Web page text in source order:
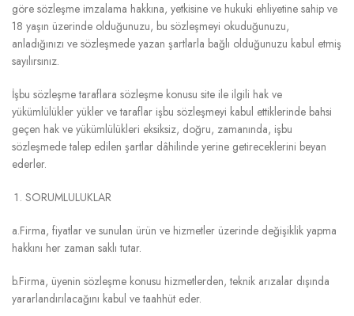
göre sözleşme imzalama hakkına, yetkisine ve hukuki ehliyetine sahip ve
18 yaşın üzerinde olduğunuzu, bu sözleşmeyi okuduğunuzu,
anladığınızı ve sözleşmede yazan şartlarla bağlı olduğunuzu kabul etmiş
sayılırsınız.
İşbu sözleşme taraflara sözleşme konusu site ile ilgili hak ve
yükümlülükler yükler ve taraflar işbu sözleşmeyi kabul ettiklerinde bahsi
geçen hak ve yükümlülükleri eksiksiz, doğru, zamanında, işbu
sözleşmede talep edilen şartlar dâhilinde yerine getireceklerini beyan
ederler.
SORUMLULUKLAR
a.Firma, fiyatlar ve sunulan ürün ve hizmetler üzerinde değişiklik yapma
hakkını her zaman saklı tutar.
b.Firma, üyenin sözleşme konusu hizmetlerden, teknik arızalar dışında
yararlandırılacağını kabul ve taahhüt eder.